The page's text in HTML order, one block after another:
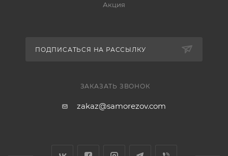
Акция
ПОДПИСАТЬСЯ НА РАССЫЛКУ
ЗАКАЗАТЬ ЗВОНОК
zakaz@samorezov.com